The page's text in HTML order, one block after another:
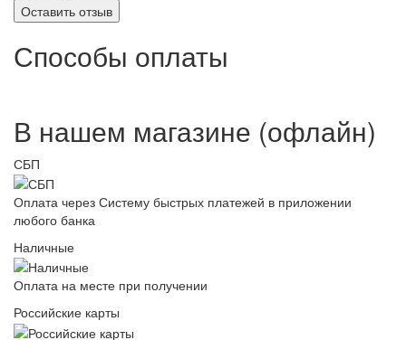
Оставить отзыв
Способы оплаты
В нашем магазине (офлайн)
СБП
Оплата через Систему быстрых платежей в приложении
любого банка
Наличные
Оплата на месте при получении
Российские карты